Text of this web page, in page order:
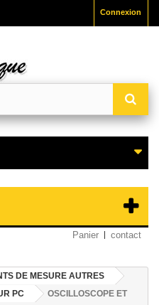
Connexion
Panier contact
DE MESURE AUTRES
PC
OSCILLOSCOPE ET